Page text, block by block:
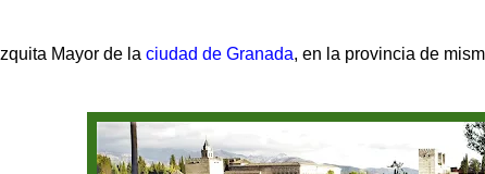
Mayor de la ciudad de Granada, en la provincia de